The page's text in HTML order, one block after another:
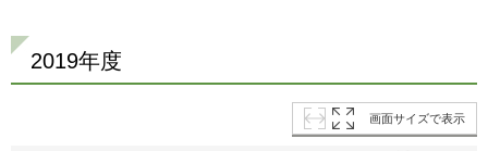
2019年度
画面サイズで表示